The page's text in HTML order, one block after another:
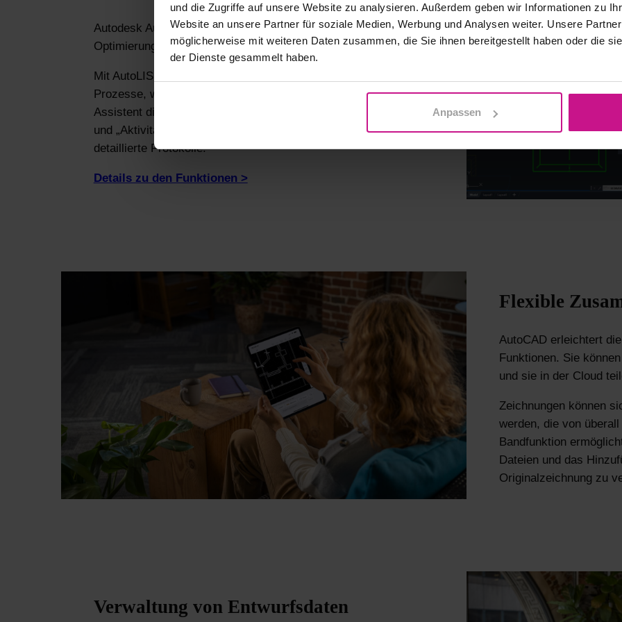
und die Zugriffe auf unsere Website zu analysieren. Außerdem geben wir Informationen zu
Website an unsere Partner für soziale Medien, Werbung und Analysen weiter. Unsere
möglicherweise mit weiteren Daten zusammen, die Sie ihnen bereitgestellt haben oder die
der Dienste gesammelt haben.
Anpassen
Autodesk AutoCAD bietet Ihnen zahlreiche Funktionen zur
Optimierung und Automatisierung von Arbeitsabläufen.
Mit AutoLISP und der Visual LISP IDE automatisieren Sie
Prozesse, während intelligente Blöcke und der Autodesk-
Assistent die Effizienz steigern. Funktionen wie „Meine Einblicke“
und „Aktivitätseinblicke“ liefern maßgeschneiderte Tipps und
detaillierte Protokolle.
Details zu den Funktionen >
Flexible
AutoCAD erleichtert
Funktionen. Sie
und sie in der Cloud
Zeichnungen können
werden, die von
Bandfunktion
Dateien und das
Originalzeichnung zu
Verwaltung von Entwurfsdaten